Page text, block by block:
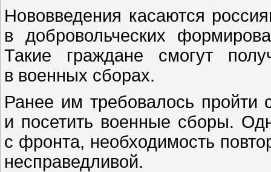
Нововведения касаются
в добровольческих
Такие граждане смогут
в военных сборах.
Ранее им требовалось пройти
и посетить военные сборы.
с фронта, необходимость
несправедливой.